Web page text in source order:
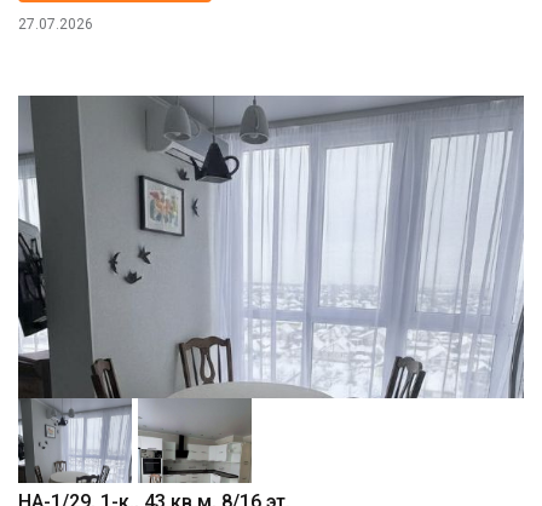
27.07.2026